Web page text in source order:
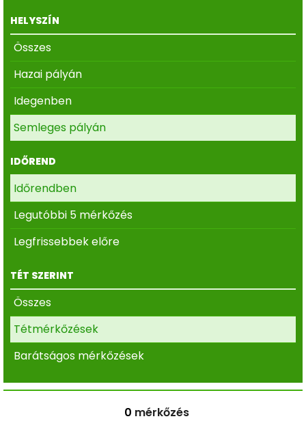
HELYSZÍN
Összes
Hazai pályán
Idegenben
Semleges pályán
IDŐREND
Időrendben
Legutóbbi 5 mérkőzés
Legfrissebbek előre
TÉT SZERINT
Összes
Tétmérkőzések
Barátságos mérkőzések
0 mérkőzés